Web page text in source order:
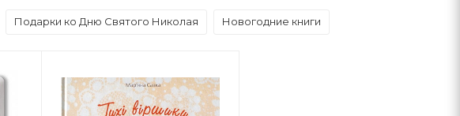
Подарки ко Дню Святого Николая Новогодние книги